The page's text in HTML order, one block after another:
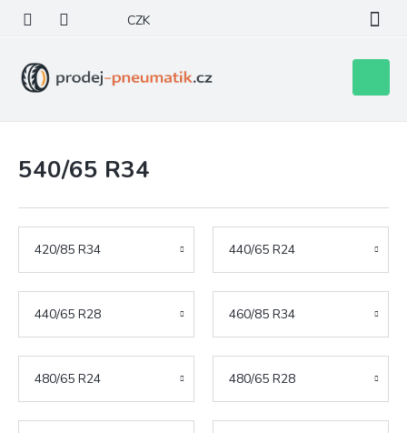
obsah
CZK
košík
540/65 R34
420/85 R34 440/65 R24
440/65 R28 460/85 R34
480/65 R24 480/65 R28